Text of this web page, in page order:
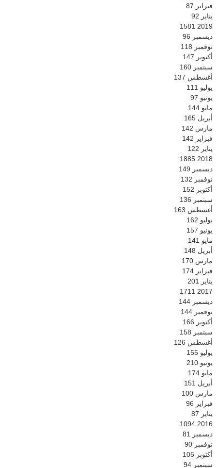
فبراير 87
يناير 92
2019
1581
ديسمبر 96
نوفمبر 118
أكتوبر 147
سبتمبر 160
أغسطس 137
يوليو 111
يونيو 97
مايو 144
أبريل 165
مارس 142
فبراير 142
يناير 122
2018
1885
ديسمبر 149
نوفمبر 132
أكتوبر 152
سبتمبر 136
أغسطس 163
يوليو 162
يونيو 157
مايو 141
أبريل 148
مارس 170
فبراير 174
يناير
201
2017
1711
ديسمبر 144
نوفمبر 144
أكتوبر 166
سبتمبر 158
أغسطس 126
يوليو 155
يونيو 210
مايو 174
أبريل 151
مارس 100
فبراير 96
يناير 87
2016
1094
ديسمبر
81
نوفمبر 90
أكتوبر 105
سبتمبر 94